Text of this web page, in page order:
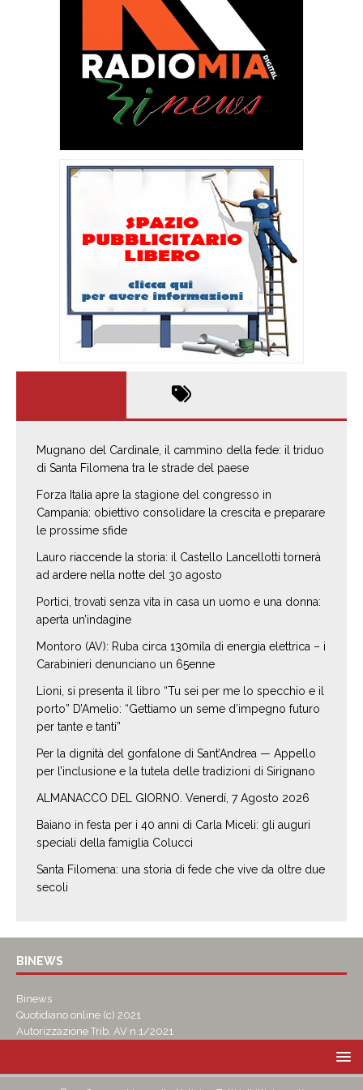
Mugnano del Cardinale, il cammino della fede: il triduo
di Santa Filomena tra le strade del paese
Forza Italia apre la stagione del congresso in
Campania: obiettivo consolidare la crescita e preparare
le prossime sfide
Lauro riaccende la storia: il Castello Lancellotti tornerà
ad ardere nella notte del 30 agosto
Portici, trovati senza vita in casa un uomo e una donna:
aperta un’indagine
Montoro (AV): Ruba circa 130mila di energia elettrica – i
Carabinieri denunciano un 65enne
Lioni, si presenta il libro “Tu sei per me lo specchio e il
porto” D’Amelio: “Gettiamo un seme d’impegno futuro
per tante e tanti”
Per la dignità del gonfalone di Sant’Andrea — Appello
per l’inclusione e la tutela delle tradizioni di Sirignano
ALMANACCO DEL GIORNO. Venerdí, 7 Agosto 2026
Baiano in festa per i 40 anni di Carla Miceli: gli auguri
speciali della famiglia Colucci
Santa Filomena: una storia di fede che vive da oltre due
secoli
BINEWS
Binews
Quotidiano online (c) 2021
Autorizzazione Trib. AV n.1/2021